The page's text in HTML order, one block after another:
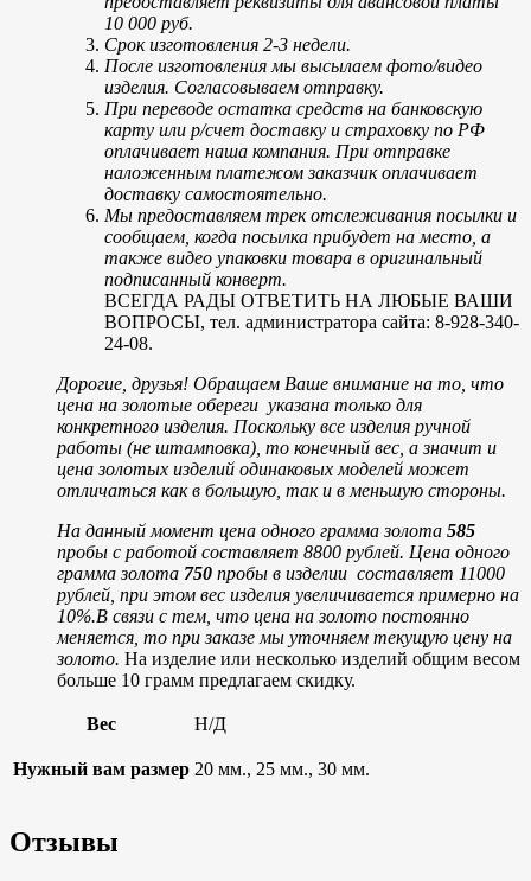
10 000 руб.
Срок изготовления 2-3 недели.
После изготовления мы высылаем фото/видео
изделия. Согласовываем отправку.
При переводе остатка средств на банковскую
карту или р/счет доставку и страховку по РФ
оплачивает наша компания. При отправке
наложенным платежом заказчик оплачивает
доставку самостоятельно.
Мы предоставляем трек отслеживания посылки и
сообщаем, когда посылка прибудет на место, а
также видео упаковки товара в оригинальный
подписанный конверт.
ВСЕГДА РАДЫ ОТВЕТИТЬ НА ЛЮБЫЕ ВАШИ
ВОПРОСЫ, тел. администратора сайта: 8-928-340-
24-08.
Дорогие, друзья! Обращаем Ваше внимание на то, что
цена на золотые обереги указана только для
конкретного изделия. Поскольку все изделия ручной
работы (не штамповка), то конечный вес, а значит и
цена золотых изделий одинаковых моделей может
отличаться как в большую, так и в меньшую стороны.
На данный момент цена одного грамма золота 585
пробы с работой составляет 8800 рублей. Цена одного
грамма золота 750 пробы в изделии составляет 11000
рублей, при этом вес изделия увеличивается примерно на
10%.В связи с тем, что цена на золото постоянно
меняется, то при заказе мы уточняем текущую цену на
золото. На изделие или несколько изделий общим весом
больше 10 грамм предлагаем скидку.
Вес Н/Д
Нужный вам размер 20 мм., 25 мм., 30 мм.
Отзывы